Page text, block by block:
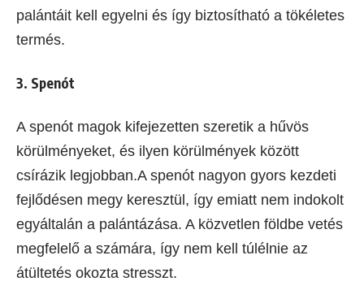
palántáit kell egyelni és így biztosítható a tökéletes
termés.
3. Spenót
A spenót magok kifejezetten szeretik a hűvös
körülményeket, és ilyen körülmények között
csírázik legjobban.A spenót nagyon gyors kezdeti
fejlődésen megy keresztül, így emiatt nem indokolt
egyáltalán a palántázása. A közvetlen földbe vetés
megfelelő a számára, így nem kell túlélnie az
átültetés okozta stresszt.